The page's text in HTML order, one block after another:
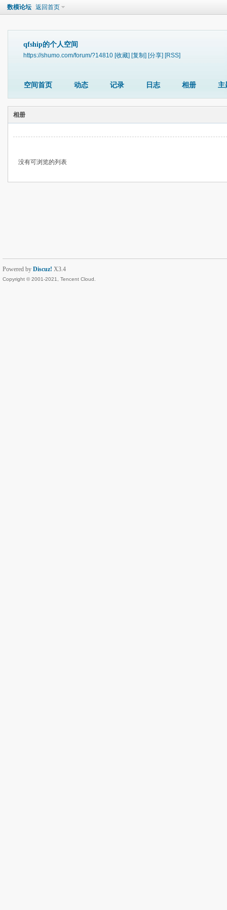
数模论坛 返回首页
qfship的个人空间
https://shumo.com/forum/?14810 [收藏] [复制] [分享] [RSS]
空间首页 动态 记录 日志 相册 主
相册
没有可浏览的列表
Powered by Discuz! X3.4
Copyright © 2001-2021, Tencent Cloud.